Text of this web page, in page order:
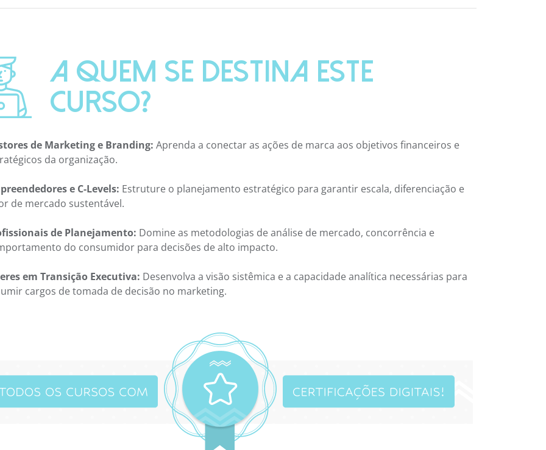
A QUEM SE DESTINA ESTE
CURSO?
de Marketing e Branding: Aprenda a conectar as ações de marca aos objetivos financeiros e
da organização.
e C-Levels: Estruture o planejamento estratégico para garantir escala, diferenciação e
de mercado sustentável.
de Planejamento: Domine as metodologias de análise de mercado, concorrência e
do consumidor para decisões de alto impacto.
em Transição Executiva: Desenvolva a visão sistêmica e a capacidade analítica necessárias para
cargos de tomada de decisão no marketing.